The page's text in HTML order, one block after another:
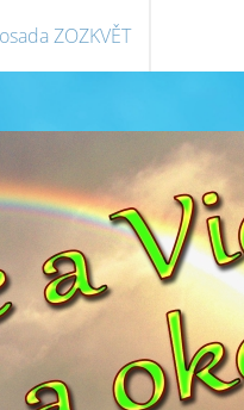
ZOZKVĚT